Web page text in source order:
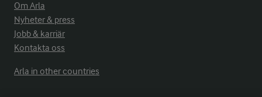
Om Arla
Nyheter & press
Jobb & karriär
Kontakta oss
Arla in other countries